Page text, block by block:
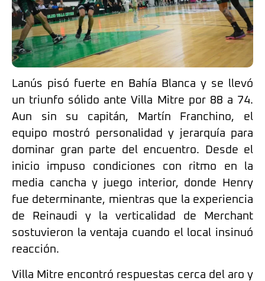
Lanús pisó fuerte en Bahía Blanca y se llevó
un triunfo sólido ante Villa Mitre por 88 a 74.
Aun sin su capitán, Martín Franchino, el
equipo mostró personalidad y jerarquía para
dominar gran parte del encuentro. Desde el
inicio impuso condiciones con ritmo en la
media cancha y juego interior, donde Henry
fue determinante, mientras que la experiencia
de Reinaudi y la verticalidad de Merchant
sostuvieron la ventaja cuando el local insinuó
reacción.
Villa Mitre encontró respuestas cerca del aro y